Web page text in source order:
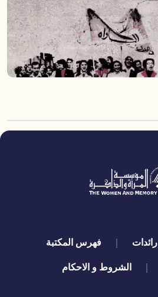
رائدات
فهرس المكتبة
الشروط و الاحكام